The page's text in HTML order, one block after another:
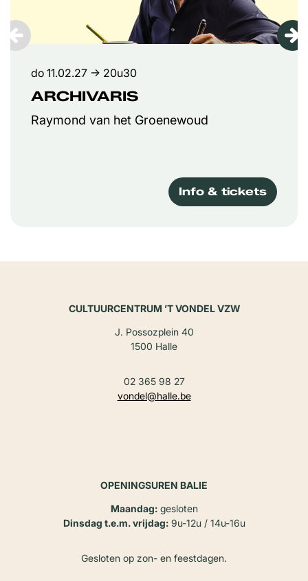
ARCHIVARIS
Raymond van het Groenewoud
do 11.02.27 → 20u30
Info & tickets
CULTUURCENTRUM ’T VONDEL VZW
J. Possozplein 40
1500 Halle
02 365 98 27
vondel@halle.be
OPENINGSUREN BALIE
Maandag:gesloten
Dinsdag t.e.m. vrijdag:9u-12u / 14u-16u
Gesloten op zon- en feestdagen.